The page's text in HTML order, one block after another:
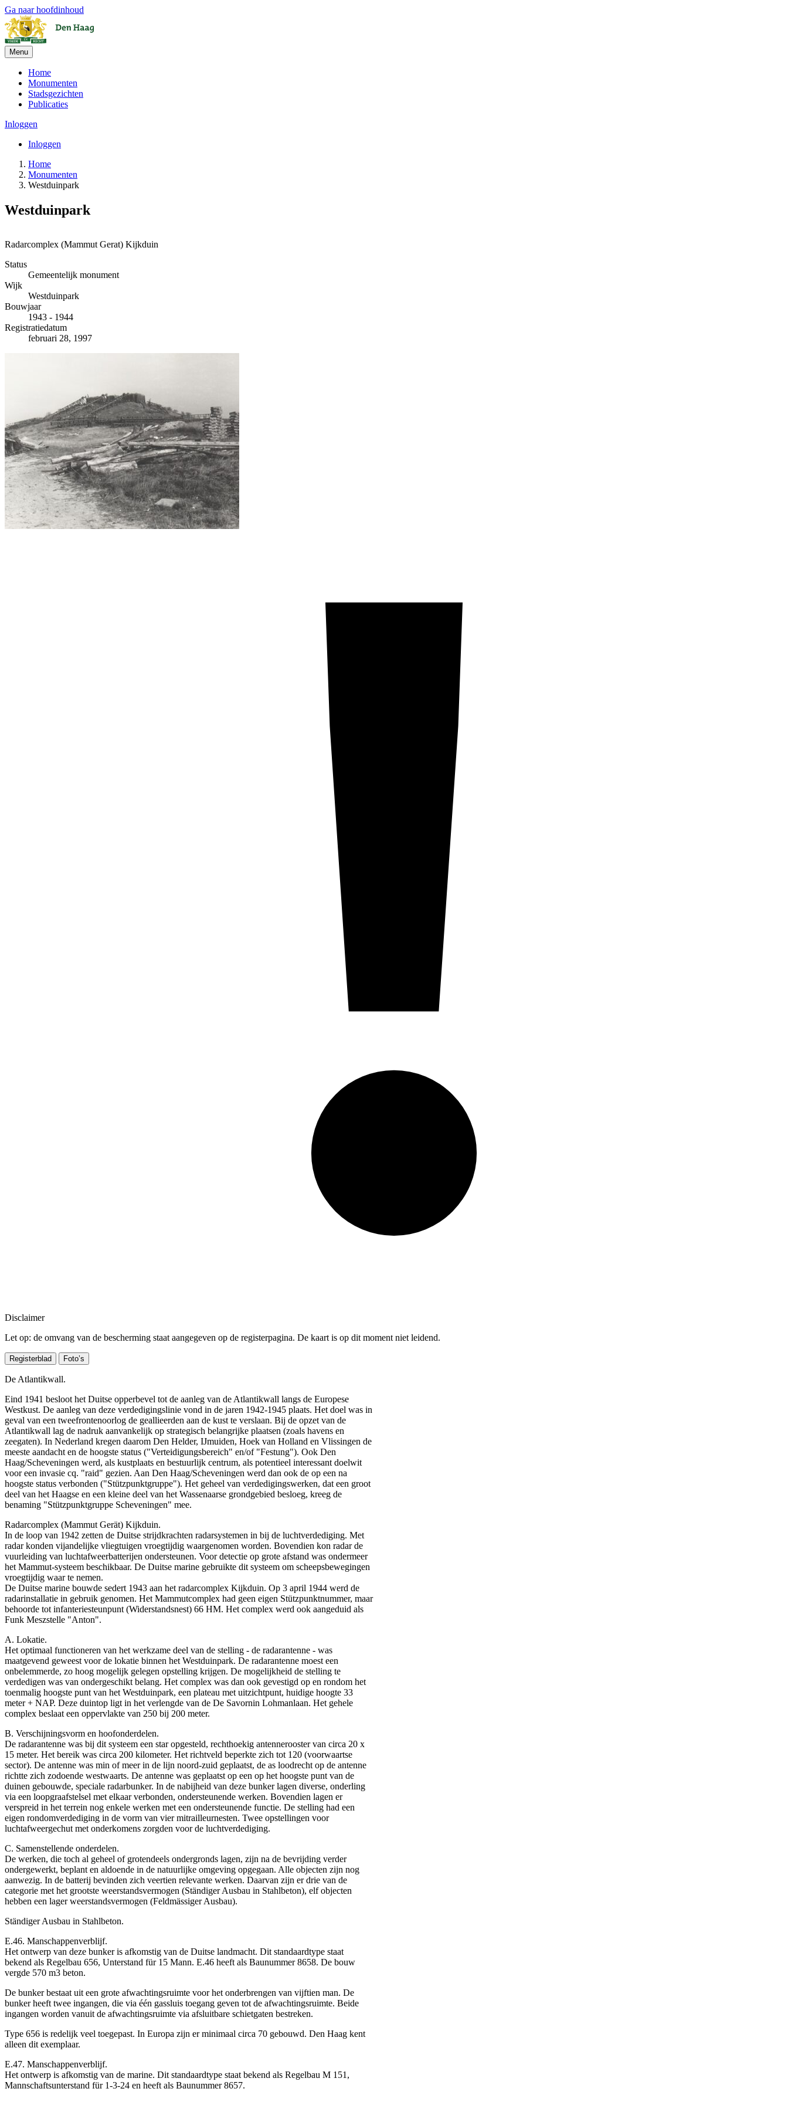
Ga naar hoofdinhoud
Menu
Home
Monumenten
Stadsgezichten
Publicaties
Inloggen
Inloggen
Home
Monumenten
Westduinpark
Westduinpark
+
−
Radarcomplex (Mammut Gerat) Kijkduin
Status
Gemeentelijk monument
Wijk
Westduinpark
Bouwjaar
1943 - 1944
Registratiedatum
februari 28, 1997
Disclaimer
Let op: de omvang van de bescherming staat aangegeven op de registerpagina. De kaart is op dit moment niet leidend.
Registerblad Foto’s
De Atlantikwall.
Eind 1941 besloot het Duitse opperbevel tot de aanleg van de Atlantikwall langs de Europese
Westkust. De aanleg van deze verdedigingslinie vond in de jaren 1942-1945 plaats. Het doel was in
geval van een tweefrontenoorlog de geallieerden aan de kust te verslaan. Bij de opzet van de
Atlantikwall lag de nadruk aanvankelijk op strategisch belangrijke plaatsen (zoals havens en
zeegaten). In Nederland kregen daarom Den Helder, IJmuiden, Hoek van Holland en Vlissingen de
meeste aandacht en de hoogste status ("Verteidigungsbereich" en/of "Festung"). Ook Den
Haag/Scheveningen werd, als kustplaats en bestuurlijk centrum, als potentieel interessant doelwit
voor een invasie cq. "raid" gezien. Aan Den Haag/Scheveningen werd dan ook de op een na
hoogste status verbonden ("Stützpunktgruppe"). Het geheel van verdedigingswerken, dat een groot
deel van het Haagse en een kleine deel van het Wassenaarse grondgebied besloeg, kreeg de
benaming "Stützpunktgruppe Scheveningen" mee.
Radarcomplex (Mammut Gerät) Kijkduin.
In de loop van 1942 zetten de Duitse strijdkrachten radarsystemen in bij de luchtverdediging. Met
radar konden vijandelijke vliegtuigen vroegtijdig waargenomen worden. Bovendien kon radar de
vuurleiding van luchtafweerbatterijen ondersteunen. Voor detectie op grote afstand was ondermeer
het Mammut-systeem beschikbaar. De Duitse marine gebruikte dit systeem om scheepsbewegingen
vroegtijdig waar te nemen.
De Duitse marine bouwde sedert 1943 aan het radarcomplex Kijkduin. Op 3 april 1944 werd de
radarinstallatie in gebruik genomen. Het Mammutcomplex had geen eigen Stützpunktnummer, maar
behoorde tot infanteriesteunpunt (Widerstandsnest) 66 HM. Het complex werd ook aangeduid als
Funk Meszstelle "Anton".
A. Lokatie.
Het optimaal functioneren van het werkzame deel van de stelling - de radarantenne - was
maatgevend geweest voor de lokatie binnen het Westduinpark. De radarantenne moest een
onbelemmerde, zo hoog mogelijk gelegen opstelling krijgen. De mogelijkheid de stelling te
verdedigen was van ondergeschikt belang. Het complex was dan ook gevestigd op en rondom het
toenmalig hoogste punt van het Westduinpark, een plateau met uitzichtpunt, huidige hoogte 33
meter + NAP. Deze duintop ligt in het verlengde van de De Savornin Lohmanlaan. Het gehele
complex beslaat een oppervlakte van 250 bij 200 meter.
B. Verschijningsvorm en hoofonderdelen.
De radarantenne was bij dit systeem een star opgesteld, rechthoekig antennerooster van circa 20 x
15 meter. Het bereik was circa 200 kilometer. Het richtveld beperkte zich tot 120 (voorwaartse
sector). De antenne was min of meer in de lijn noord-zuid geplaatst, de as loodrecht op de antenne
richtte zich zodoende westwaarts. De antenne was geplaatst op een op het hoogste punt van de
duinen gebouwde, speciale radarbunker. In de nabijheid van deze bunker lagen diverse, onderling
via een loopgraafstelsel met elkaar verbonden, ondersteunende werken. Bovendien lagen er
verspreid in het terrein nog enkele werken met een ondersteunende functie. De stelling had een
eigen rondomverdediging in de vorm van vier mitrailleurnesten. Twee opstellingen voor
luchtafweergechut met onderkomens zorgden voor de luchtverdediging.
C. Samenstellende onderdelen.
De werken, die toch al geheel of grotendeels ondergronds lagen, zijn na de bevrijding verder
ondergewerkt, beplant en aldoende in de natuurlijke omgeving opgegaan. Alle objecten zijn nog
aanwezig. In de batterij bevinden zich veertien relevante werken. Daarvan zijn er drie van de
categorie met het grootste weerstandsvermogen (Ständiger Ausbau in Stahlbeton), elf objecten
hebben een lager weerstandsvermogen (Feldmässiger Ausbau).
Ständiger Ausbau in Stahlbeton.
E.46. Manschappenverblijf.
Het ontwerp van deze bunker is afkomstig van de Duitse landmacht. Dit standaardtype staat
bekend als Regelbau 656, Unterstand für 15 Mann. E.46 heeft als Baunummer 8658. De bouw
vergde 570 m3 beton.
De bunker bestaat uit een grote afwachtingsruimte voor het onderbrengen van vijftien man. De
bunker heeft twee ingangen, die via één gassluis toegang geven tot de afwachtingsruimte. Beide
ingangen worden vanuit de afwachtingsruimte via afsluitbare schietgaten bestreken.
Type 656 is redelijk veel toegepast. In Europa zijn er minimaal circa 70 gebouwd. Den Haag kent
alleen dit exemplaar.
E.47. Manschappenverblijf.
Het ontwerp is afkomstig van de marine. Dit standaardtype staat bekend als Regelbau M 151,
Mannschaftsunterstand für 1-3-24 en heeft als Baunummer 8657.